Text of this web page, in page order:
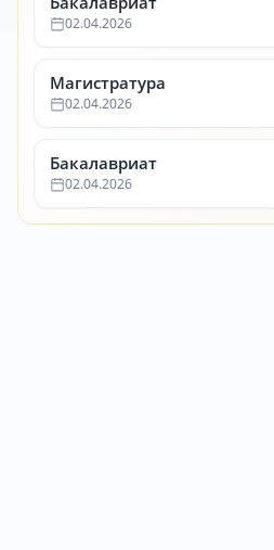
02.04.2026
Магистратура
02.04.2026
Бакалавриат
02.04.2026